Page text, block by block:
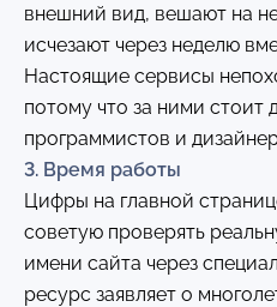
внешний вид, вешают на
исчезают через неделю
Настоящие сервисы
потому что за ними стоит
программистов и
3. Время работы
Цифры на главной
советую проверять
имени сайта через
ресурс заявляет о